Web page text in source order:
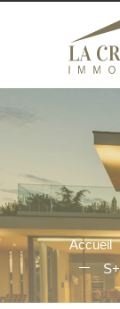
Accueil